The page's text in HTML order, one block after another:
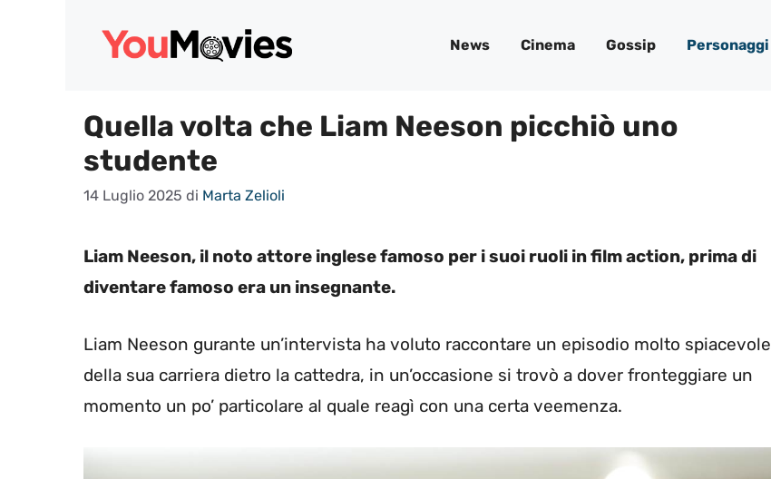
News Cinema Gossip Personaggi
Quella volta che Liam Neeson picchiò uno
studente
14 Luglio 2025 di Marta Zelioli
Liam Neeson, il noto attore inglese famoso per i suoi ruoli in film action, prima di
diventare famoso era un insegnante.
Liam Neeson gurante un’intervista ha voluto raccontare un episodio molto spiacevole
della sua carriera dietro la cattedra, in un’occasione si trovò a dover fronteggiare un
momento un po’ particolare al quale reagì con una certa veemenza.